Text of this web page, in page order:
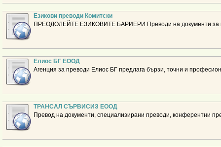
Езикови преводи Комитски
ПРЕОДОЛЕЙТЕ ЕЗИКОВИТЕ БАРИЕРИ Преводи на документи за
Елиос БГ ЕООД
Агенция за преводи Елиос БГ предлага бързи, точни и
ТРАНСАЛ СЪРВИСИЗ ЕООД
Превод на документи, специализирани преводи, конферентни